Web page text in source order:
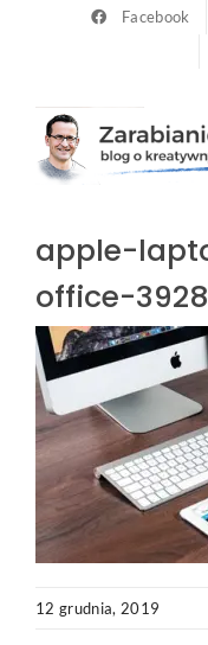
Facebook
apple-
office-
12 grudnia, 2019